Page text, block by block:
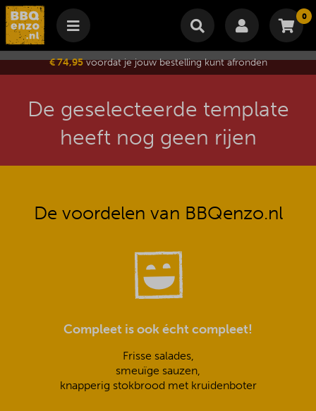
0
Winkelmand
Je winkelwagen is momenteel leeg.
Subtotaal €
Wijzig winkelmand Bestellen
€ 74,95voordat je jouw bestelling kunt afronden
De geselecteerde template
heeft nog geen rijen
De voordelen van BBQenzo.nl
Compleet is ook écht compleet!
Frisse salades,
smeuïge sauzen,
knapperig stokbrood met kruidenboter